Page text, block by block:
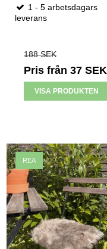
1 - 5 arbetsdagars
leverans
188 SEK
Pris från 37 SEK
VISA PRODUKTEN
REA